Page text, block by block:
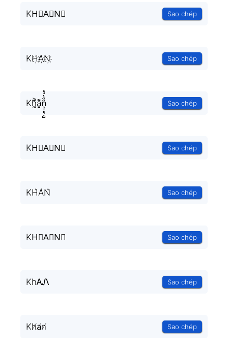
KH⃟A⃟N⃟ Sao chép
KH҉A҉N҉ Sao chép
Kh͚̖̜̍̃͐a̘̫͈̭͌͛͌̇̇̍n͉̠̙͉̗̺̋̋̔ͧ̊ Sao chép
KH⃗A⃗N⃗ Sao chép
KH͛A͛N͛ Sao chép
KH⃒A⃒N⃒ Sao chép
KhᎪᏁ Sao chép
Kh̸a̸n̸ Sao chép